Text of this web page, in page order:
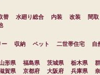
替 水廻り総合 内装 改装
間
ー 収納 ペット 二世帯住宅
自
形県 福島県 茨城県 栃木県
賀県 京都府 大阪府 兵庫県